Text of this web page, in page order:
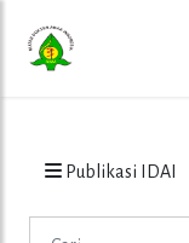
Publikasi IDAI